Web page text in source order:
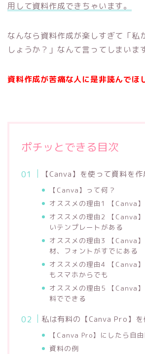
用して資料作成できちゃいます。
なんなら資料作成が楽しすぎて「私
しょうか？」なんて言ってしまいま
資料作成が苦痛な人に是非読んでほ
ポチッとできる目次
【Canva】を使って資料を
【Canva】って何？
オススメの理由1 【Canva
オススメの理由2 【Canva
いテンプレートがある
オススメの理由3 【Canva
材、フォントがすでにある
オススメの理由4 【Canva
もスマホからでも
オススメの理由5 【Canva
料でできる
私は有料の【Canva Pro】
【Canva Pro】にしたら自
資料の例